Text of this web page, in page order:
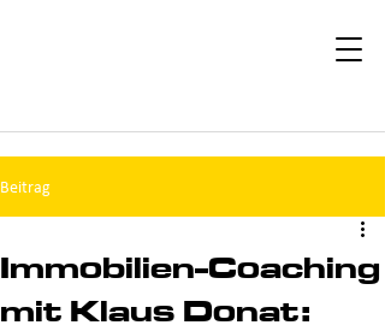
Beitrag
Immobilien-Coaching
mit Klaus Donat: